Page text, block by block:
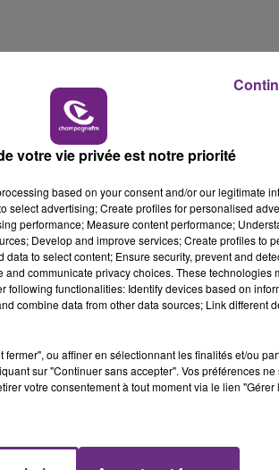
DE CAISSE
CE WEEK-END
DE WOINIC
8 août sera un grand jour :
du plus gros sanglier du monde.
est donc organisée et vous êtes tous
votre vie privée est notre priorité
based on your consent and/or our legitimate
select advertising; Create profiles for personalised
performance; Measure content performance;
Develop and improve services; Create profiles to
to select content; Ensure security, prevent and
communicate privacy choices. These technologies
following functionalities: Identify devices based on
combine data from other data sources; Link different
ou affiner en sélectionnant les finalités et/ou
sur "Continuer sans accepter". Vos préférences
votre consentement à tout moment via le lien